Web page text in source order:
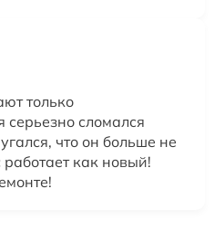
только
сломался
что он больше не
как новый!